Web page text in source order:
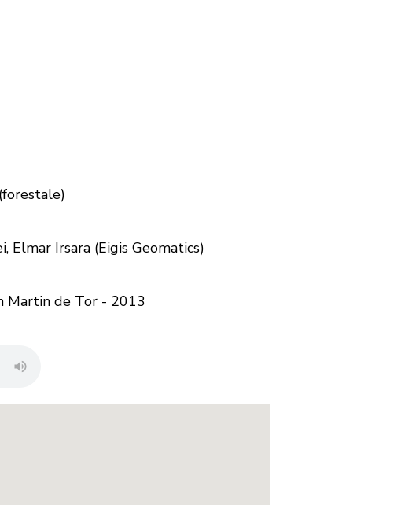
Elmar Irsara (Eigis Geomatics)
Martin de Tor - 2013